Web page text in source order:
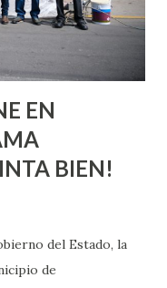
persona con
cuando ambas partes
EN
BIEN!
del Estado, la
de